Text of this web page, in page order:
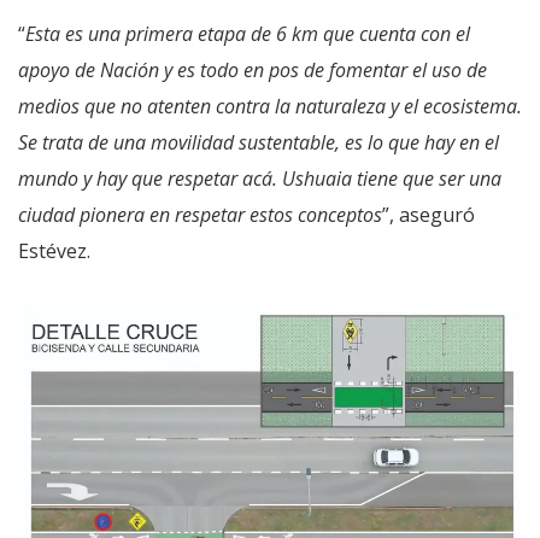
“Esta es una primera etapa de 6 km que cuenta con el
apoyo de Nación y es todo en pos de fomentar el uso de
medios que no atenten contra la naturaleza y el ecosistema.
Se trata de una movilidad sustentable, es lo que hay en el
mundo y hay que respetar acá. Ushuaia tiene que ser una
ciudad pionera en respetar estos conceptos”, aseguró
Estévez.